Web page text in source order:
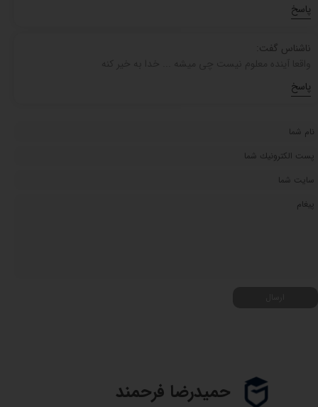
پاسخ
ناشناس گفت:
پاسخ
حمیدرضا فرحمند